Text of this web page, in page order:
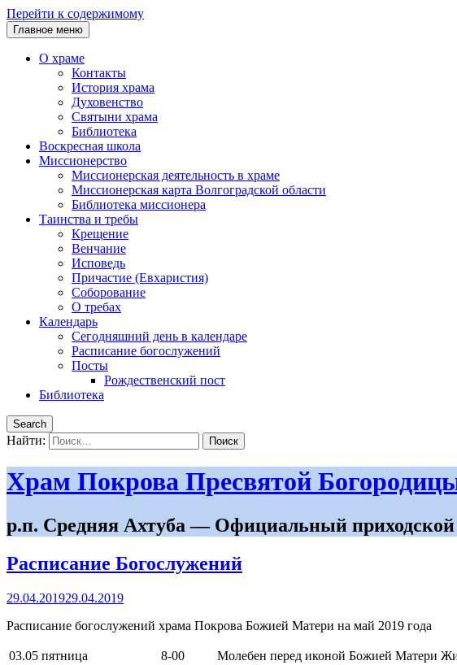
Перейти к содержимому
Главное меню
О храме
Контакты
История храма
Духовенство
Святыни храма
Библиотека
Воскресная школа
Миссионерство
Миссионерская деятельность в храме
Миссионерская карта Волгоградской области
Библиотека миссионера
Таинства и требы
Крещение
Венчание
Исповедь
Причастие (Евхаристия)
Соборование
О требах
Календарь
Сегодняшний день в календаре
Расписание богослужений
Посты
Рождественский пост
Библиотека
Search
Найти:
Храм Покрова Пресвятой
р.п. Средняя Ахтуба — Официальный приходской
Расписание Богослужений
29.04.201929.04.2019
Расписание богослужений храма Покрова Божией Матери на май 2019 года
03.05 пятница 8-00
Молебен перед иконой Божией Матери